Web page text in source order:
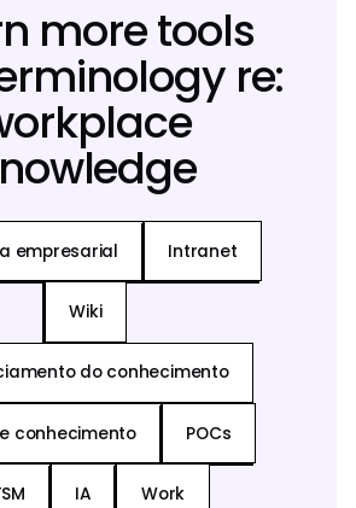
more tools
re:
empresarial Intranet
Wiki
do conhecimento
conhecimento POCs
IA Work